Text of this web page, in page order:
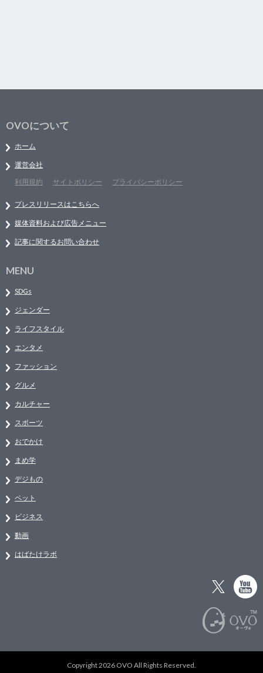
OVOについて
ホーム
運営会社
利用規約
サイトポリシー プライバシーポリシー
プレスリリースはこちらへ
媒体資料および広告メニュー
記事に関するお問い合わせ
MENU
SDGs
ジェンダー
ライフスタイル
エンタメ
ファッション
グルメ
カルチャー
スポーツ
おでかけ
まめ学
デジもの
ペット
ビジネス
動画
はばたけラボ
Copyright 2026 OVO All Rights Reserved.